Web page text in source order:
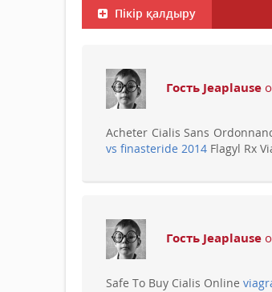
Пікір қалдыру
Гость Jeaplause
Acheter Cialis Sans
vs finasteride 2014 Flagyl Rx
Гость Jeaplause
Safe To Buy Cialis Online